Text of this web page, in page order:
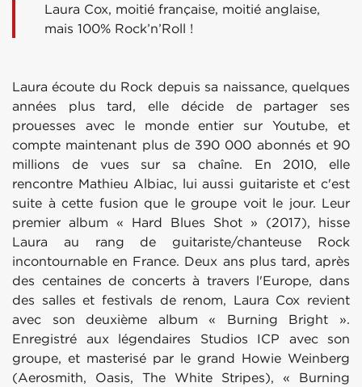
Laura Cox, moitié française, moitié anglaise,
mais 100% Rock’n’Roll !
Laura écoute du Rock depuis sa naissance, quelques
années plus tard, elle décide de partager ses
prouesses avec le monde entier sur Youtube, et
compte maintenant plus de 390 000 abonnés et 90
millions de vues sur sa chaîne. En 2010, elle
rencontre Mathieu Albiac, lui aussi guitariste et c'est
suite à cette fusion que le groupe voit le jour. Leur
premier album « Hard Blues Shot » (2017), hisse
Laura au rang de guitariste/chanteuse Rock
incontournable en France. Deux ans plus tard, après
des centaines de concerts à travers l'Europe, dans
des salles et festivals de renom, Laura Cox revient
avec son deuxième album « Burning Bright ».
Enregistré aux légendaires Studios ICP avec son
groupe, et masterisé par le grand Howie Weinberg
(Aerosmith, Oasis, The White Stripes), « Burning